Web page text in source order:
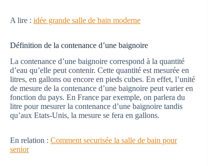
A lire : idée grande salle de bain moderne
Définition de la contenance d’une baignoire
La contenance d’une baignoire correspond à la quantité
d’eau qu’elle peut contenir. Cette quantité est mesurée en
litres, en gallons ou encore en pieds cubes. En effet, l’unité
de mesure de la contenance d’une baignoire peut varier en
fonction du pays. En France par exemple, on parlera du
litre pour mesurer la contenance d’une baignoire tandis
qu’aux Etats-Unis, la mesure se fera en gallons.
En relation : Comment securisée la salle de bain pour
senior